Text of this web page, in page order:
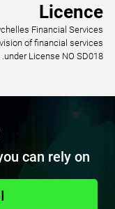
Licence
Financial Services
of financial services
under License NO SD018.
can rely on